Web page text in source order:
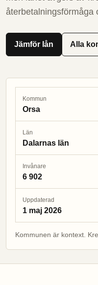
återbetalningsförmåga
Jämför lån Alla
Kommun
Orsa
Län
Dalarnas län
Invånare
6 902
Uppdaterad
1 maj 2026
Kommunen är kontext.